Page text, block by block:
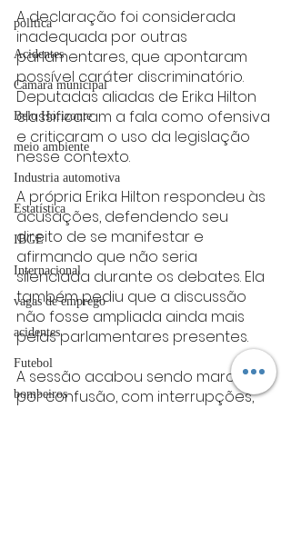
politica
Acidentes
Câmara municipal
Belo Horizonte
meio ambiente
Industria automotiva
Estatística
IBGE
Internacional
vagas de emprego
acidentes
Futebol
bombeiros
A declaração foi considerada
inadequada por outras
parlamentares, que apontaram
possível caráter discriminatório.
Deputadas aliadas de Erika Hilton
classificaram a fala como ofensiva
e criticaram o uso da legislação
nesse contexto.
A própria Erika Hilton respondeu às
acusações, defendendo seu
direito de se manifestar e
afirmando que não seria
silenciada durante os debates. Ela
também pediu que a discussão
não fosse ampliada ainda mais
pelas parlamentares presentes.
A sessão acabou sendo marcada
por confusão, com interrupções,